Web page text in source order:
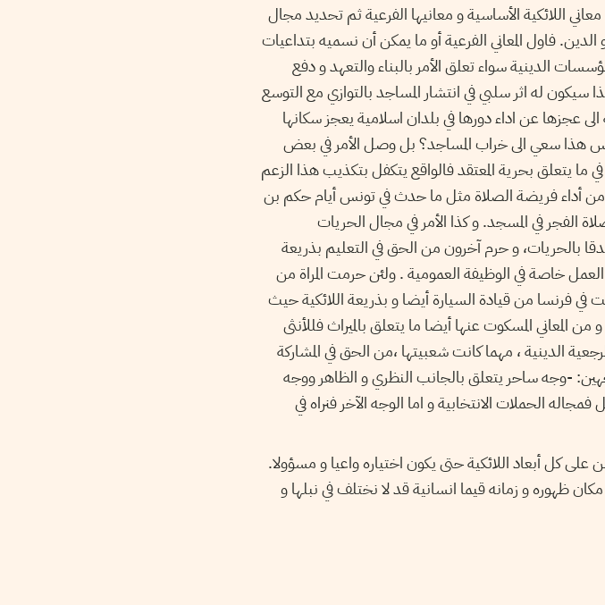
اللائكية الأساسية و معانيها الفرعية ثم تحديد مجال
فاول المعاني الفرعية أو ما يمكن أن نسميه بتداعيات
الدينية سواء تعلق الأمر بالبناء والتعهد و دفع
سيكون له اثر سلبي في انتشار المساجد بالتوازي مع التوسع
عجزها عن اداء دورها في بلدان اسلامية يعجز سكانها
هذا سعي الى خراب المساجد؟ بل وصل الأمر في بعض
ما يتعلق بحرية المعتقد فالواقع يتكفل بتكذيب هذا الزعم
أداء فريضة الصلاة مثل ما حدث في تونس أيام حكم بن
الفجر في المسجد. و كذا الأمر في مجال الحريات
بالحريات، و حرم آخرون من الحق في التعليم بذريعة
خاصة في الوظيفة العمومية . ولئن حرمت المراة من
في فرنسا من قيادة السيارة أيضا و بذريعة اللائكية حيث
المعاني المسكوت عنها أيضا ما يتعلق بالميراث فللأنثى
الدينية ، مهما كانت شعبيتها ،من الحق في المشاركة
-وجه ساحر يتعلق بالجانب النظري و الظاهر ووجه
الحملات الانتخابية و اما الوجه الآخر فنراه في
كل أبعاد اللائكية حتى يكون اختياره واعيا و مسؤولا.
ظهوره و زمانه قيما انسانية قد لا نختلف في نبلها و